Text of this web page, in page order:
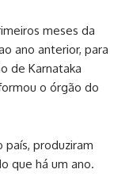
meses da
ano anterior, para
de Karnataka
o órgão do
país, produziram
que há um ano.